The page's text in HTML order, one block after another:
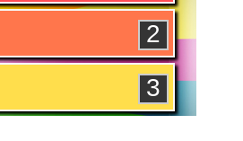
meriah..lebih berkat..moga
amin :)
baru ..selamat pengantin baru